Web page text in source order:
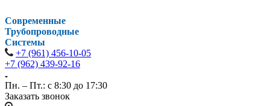
Современные
Трубопроводные
Системы
+7 (961) 456-10-05
+7 (962) 439-92-16
Пн. – Пт.: с 8:30 до 17:30
Заказать звонок